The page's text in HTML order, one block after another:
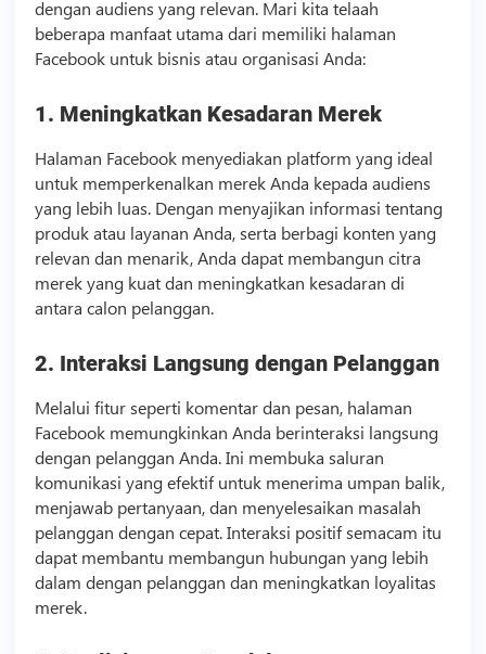
dengan audiens yang relevan. Mari kita telaah
beberapa manfaat utama dari memiliki halaman
Facebook untuk bisnis atau organisasi Anda:
1. Meningkatkan Kesadaran Merek
Halaman Facebook menyediakan platform yang ideal
untuk memperkenalkan merek Anda kepada audiens
yang lebih luas. Dengan menyajikan informasi tentang
produk atau layanan Anda, serta berbagi konten yang
relevan dan menarik, Anda dapat membangun citra
merek yang kuat dan meningkatkan kesadaran di
antara calon pelanggan.
2. Interaksi Langsung dengan Pelanggan
Melalui fitur seperti komentar dan pesan, halaman
Facebook memungkinkan Anda berinteraksi langsung
dengan pelanggan Anda. Ini membuka saluran
komunikasi yang efektif untuk menerima umpan balik,
menjawab pertanyaan, dan menyelesaikan masalah
pelanggan dengan cepat. Interaksi positif semacam itu
dapat membantu membangun hubungan yang lebih
dalam dengan pelanggan dan meningkatkan loyalitas
merek.